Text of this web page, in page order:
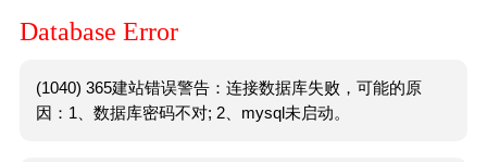
Database Error
(1040) 365建站错误警告：连接数据库失败，可能的原
因：1、数据库密码不对; 2、mysql未启动。